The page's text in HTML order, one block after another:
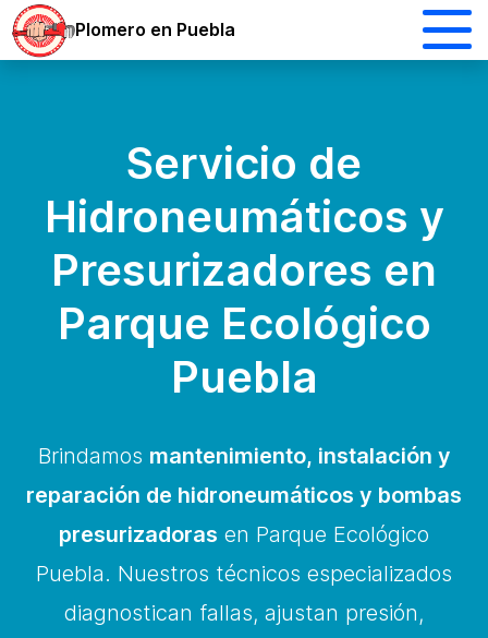
Plomero en Puebla
Servicio de
Hidroneumáticos y
Presurizadores en
Parque Ecológico
Puebla
Brindamos mantenimiento, instalación y
reparación de hidroneumáticos y bombas
presurizadoras en Parque Ecológico
Puebla. Nuestros técnicos especializados
diagnostican fallas, ajustan presión,